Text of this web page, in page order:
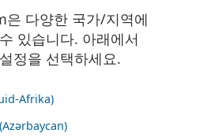
다양한 국가/지역에
있습니다. 아래에서
정을 선택하세요.
Afrika)